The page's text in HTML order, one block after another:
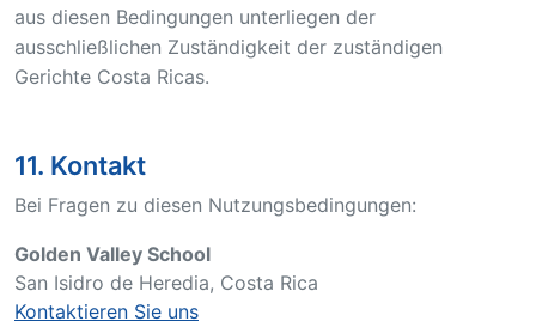
aus diesen Bedingungen unterliegen der
ausschließlichen Zuständigkeit der zuständigen
Gerichte Costa Ricas.
11. Kontakt
Bei Fragen zu diesen Nutzungsbedingungen:
Golden Valley School
San Isidro de Heredia, Costa Rica
Kontaktieren Sie uns